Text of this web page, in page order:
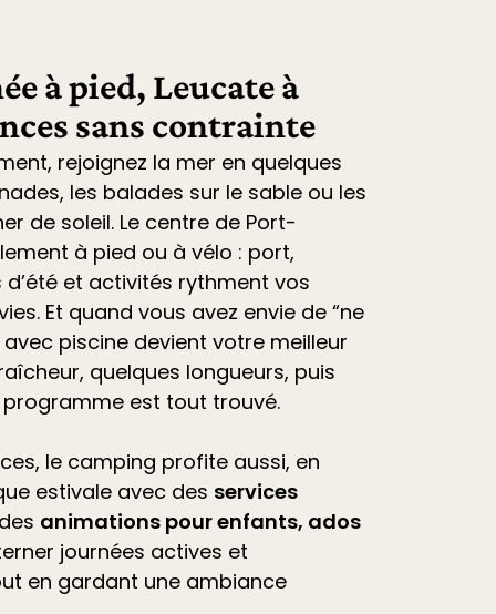
à pied, Leucate à
sans contrainte
rejoignez la mer en quelques
les balades sur le sable ou les
de soleil. Le centre de Port-
à pied ou à vélo : port,
et activités rythment vos
Et quand vous avez envie de “ne
piscine devient votre meilleur
quelques longueurs, puis
est tout trouvé.
le camping profite aussi, en
estivale avec des services
animations pour enfants, ados
journées actives et
en gardant une ambiance